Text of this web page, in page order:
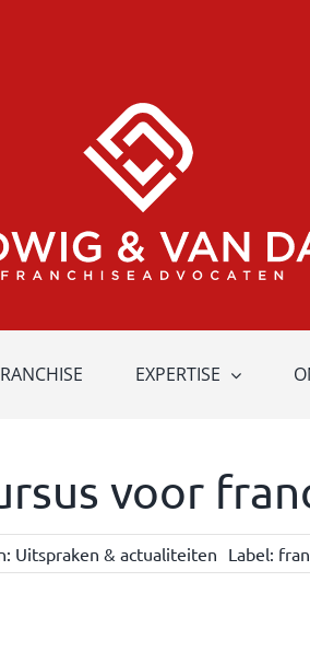
EXPERTISE
voor
Uitspraken & actualiteiten Label: